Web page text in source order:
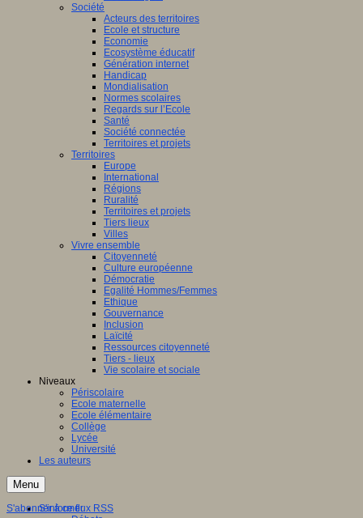
Société
Acteurs des territoires
Ecole et structure
Economie
Ecosystème éducatif
Génération internet
Handicap
Mondialisation
Normes scolaires
Regards sur l’Ecole
Santé
Société connectée
Territoires et projets
Territoires
Europe
International
Régions
Ruralité
Territoires et projets
Tiers lieux
Villes
Vivre ensemble
Citoyenneté
Culture européenne
Démocratie
Egalité Hommes/Femmes
Ethique
Gouvernance
Inclusion
Laïcité
Ressources citoyenneté
Tiers - lieux
Vie scolaire et sociale
Niveaux
Périscolaire
Ecole maternelle
Ecole élémentaire
Collège
Lycée
Université
Les auteurs
Menu
S'informer
S'abonner à ce flux RSS